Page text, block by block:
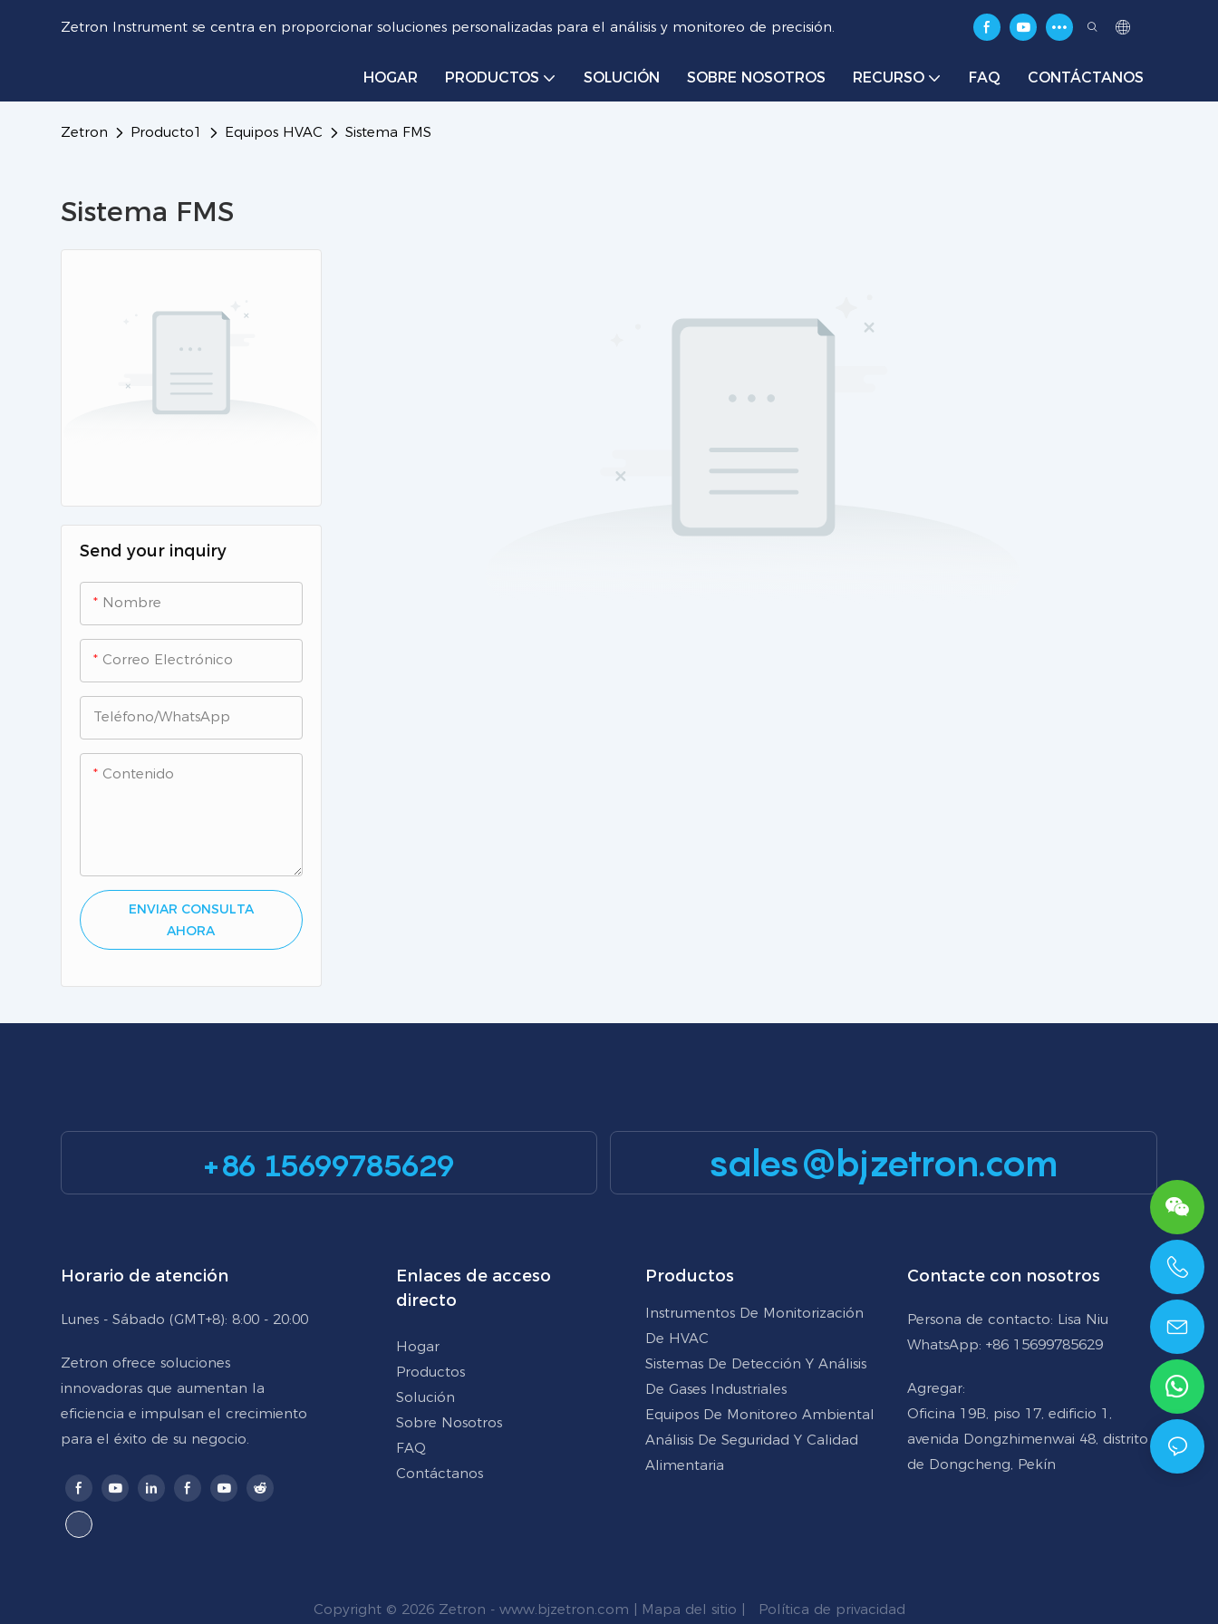
Zetron Instrument se centra en proporcionar soluciones personalizadas para el análisis y monitoreo de precisión.
HOGAR PRODUCTOS SOLUCIÓN SOBRE NOSOTROS RECURSO FAQ CONTÁCTANOS
Zetron Producto1 Equipos HVAC Sistema FMS
Sistema FMS
Send your inquiry
Nombre
Correo Electrónico
Teléfono/WhatsApp
Contenido
ENVIAR CONSULTA
AHORA
+86 15699785629 sales@bjzetron.com
Horario de atención
Lunes - Sábado (GMT+8): 8:00 - 20:00
Zetron ofrece soluciones
innovadoras que aumentan la
eficiencia e impulsan el crecimiento
para el éxito de su negocio.
Enlaces de acceso
directo
Hogar
Productos
Solución
Sobre Nosotros
FAQ
Contáctanos
Productos
Instrumentos De Monitorización
De HVAC
Sistemas De Detección Y Análisis
De Gases Industriales
Equipos De Monitoreo Ambiental
Análisis De Seguridad Y Calidad
Alimentaria
Contacte con nosotros
Persona de contacto: Lisa Niu
WhatsApp: +86 15699785629
Agregar:
Oficina 19B, piso 17, edificio 1,
avenida Dongzhimenwai 48, distrito
de Dongcheng, Pekín
Copyright © 2026 Zetron - www.bjzetron.com | Mapa del sitio | Política de privacidad